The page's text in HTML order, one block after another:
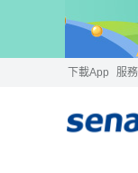
下載App 服